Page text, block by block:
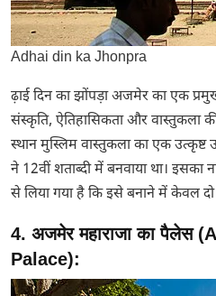
Adhai din ka Jhonpra
ढ़ाई दिन का झोंपड़ा अजमेर का एक
संस्कृति, ऐतिहासिकता और वास्तुकला की
स्थान मुस्लिम वास्तुकला का एक
ने 12वीं शताब्दी में बनवाया था। इसका
से लिया गया है कि इसे बनाने में केवल दो
4. अजमेर महाराजा का पैलेस
Palace):